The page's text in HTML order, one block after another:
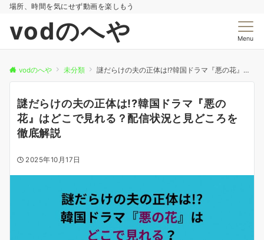
場所、時間を気にせず動画を楽しもう
vodのへや Menu
vodのへや 未分類 謎だらけの夫の正体は!?韓国ドラマ『悪の花』はどこで見れる？配信状況と見どころを徹底解説
謎だらけの夫の正体は!?韓国ドラマ『悪の
花』はどこで見れる？配信状況と見どころを
徹底解説
2025年10月17日